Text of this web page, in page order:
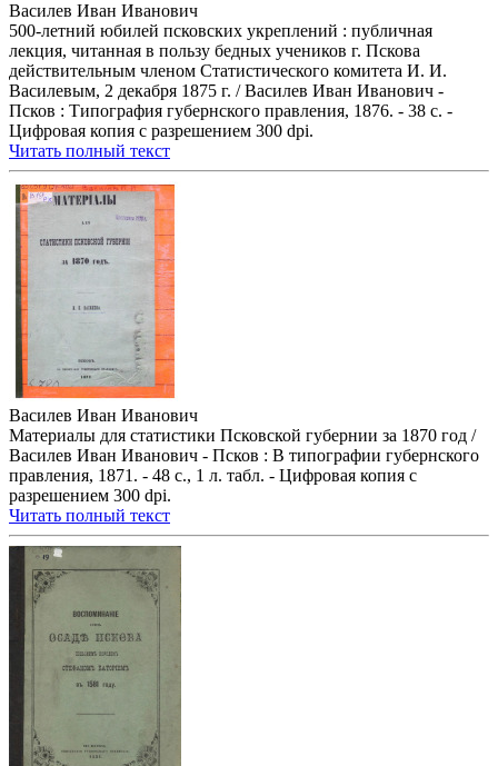
Василев Иван Иванович
500-летний юбилей псковских укреплений : публичная
лекция, читанная в пользу бедных учеников г. Пскова
действительным членом Статистического комитета И. И.
Василевым, 2 декабря 1875 г. / Василев Иван Иванович -
Псков : Типография губернского правления, 1876. - 38 с. -
Цифровая копия с разрешением 300 dpi.
Читать полный текст
Василев Иван Иванович
Материалы для статистики Псковской губернии за 1870 год /
Василев Иван Иванович - Псков : В типографии губернского
правления, 1871. - 48 с., 1 л. табл. - Цифровая копия с
разрешением 300 dpi.
Читать полный текст